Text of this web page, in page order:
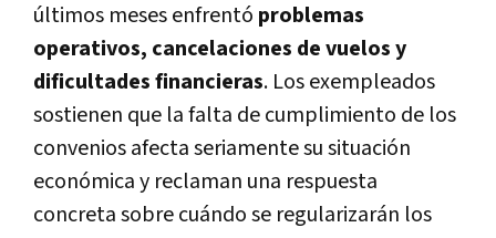
últimos meses enfrentó problemas
operativos, cancelaciones de vuelos y
dificultades financieras. Los exempleados
sostienen que la falta de cumplimiento de los
convenios afecta seriamente su situación
económica y reclaman una respuesta
concreta sobre cuándo se regularizarán los